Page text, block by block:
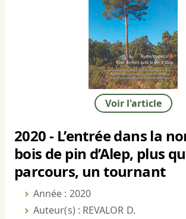
Voir l'article
2020 - L’entrée dans la
bois de pin d’Alep, plus
parcours, un tournant
Année : 2020
Auteur(s) : REVALOR D.